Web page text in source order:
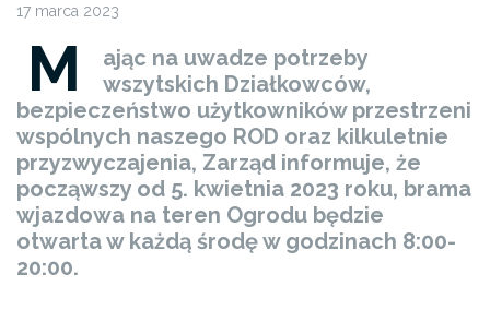
17 marca 2023
M
ając na uwadze potrzeby
wszytskich Działkowców,
bezpieczeństwo użytkowników przestrzeni
wspólnych naszego ROD oraz kilkuletnie
przyzwyczajenia, Zarząd informuje, że
począwszy od 5. kwietnia 2023 roku, brama
wjazdowa na teren Ogrodu będzie
otwarta w każdą środę w godzinach 8:00-
20:00.